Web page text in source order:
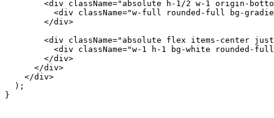
    <div className="flex justify-center py-10 group">
<div className="relative flex flex-col items-
<div className="absolute w-1 duration-1000
<div className="absolute h-1/2 w-1 origin-
<div className="w-full rounded-full bg-
        </div>
<div className="absolute flex items-center
<div className="w-1 h-1 bg-white rounded-
        </div>